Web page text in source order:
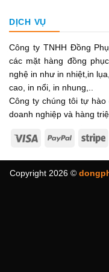
DỊCH VỤ
Công ty TNHH Đồng
các mặt hàng đồng
nghệ in như in nhiệt,in
cao, in nổi, in nhung,..
Công ty chúng tôi tự
doanh nghiệp và hàng
Copyright 2026 ©